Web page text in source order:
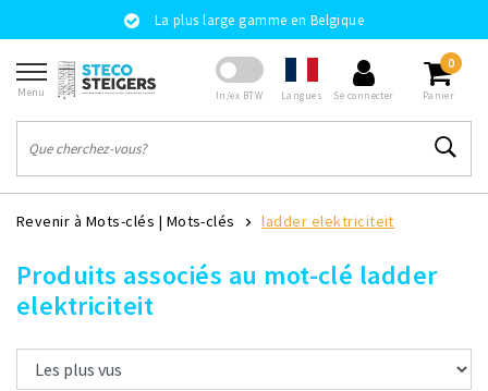
La plus large gamme en Belgique
Menu In/ex BTW Langues Se connecter
0
Panier
Revenir à Mots-clés | Mots-clés ladder elektriciteit
Produits associés au mot-clé ladder
elektriciteit